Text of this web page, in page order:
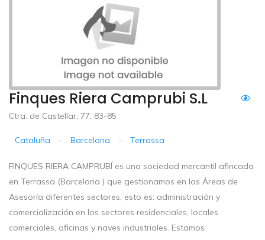
Finques Riera Camprubi S.L
Ctra. de Castellar, 77, 83-85
Cataluña - Barcelona - Terrassa
FINQUES RIERA CAMPRUBÍ es una sociedad mercantil afincada
en Terrassa (Barcelona ) que gestionamos en las Áreas de
Asesoría diferentes sectores, esto es: administración y
comercialización en los sectores residenciales, locales
comerciales, oficinas y naves industriales. Estamos